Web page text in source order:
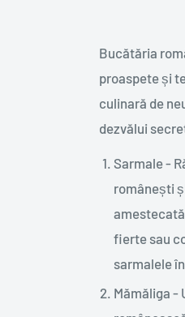
Bucătăria
proaspete și
culinară de
dezvălui
Sarmale -
românești
amestecată
fierte sau
sarmalele
Mămăliga -